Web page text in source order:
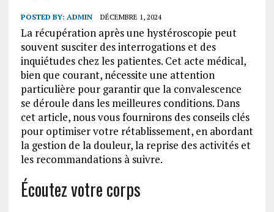
POSTED BY: ADMIN DÉCEMBRE 1, 2024
La récupération après une hystéroscopie peut
souvent susciter des interrogations et des
inquiétudes chez les patientes. Cet acte médical,
bien que courant, nécessite une attention
particulière pour garantir que la convalescence
se déroule dans les meilleures conditions. Dans
cet article, nous vous fournirons des conseils clés
pour optimiser votre rétablissement, en abordant
la gestion de la douleur, la reprise des activités et
les recommandations à suivre.
Écoutez votre corps